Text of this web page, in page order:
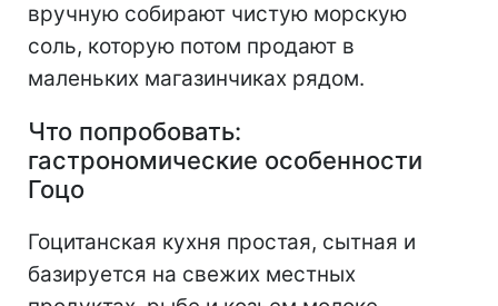
вручную собирают чистую морскую
соль, которую потом продают в
маленьких магазинчиках рядом.
Что попробовать:
гастрономические особенности
Гоцо
Гоцитанская кухня простая, сытная и
базируется на свежих местных